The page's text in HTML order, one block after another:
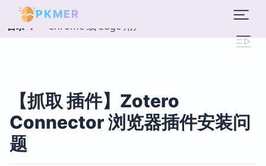
PKMER
目录 Chrome 或 Edge 用户
【抓取 插件】Zotero
Connector 浏览器插件安装问
题